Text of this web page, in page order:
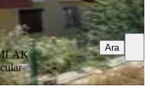
Ara